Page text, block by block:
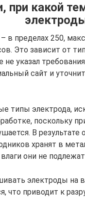
при какой
в пределах 250,
Это зависит от
не указал
сайт и
типы электрода,
поскольку
В
хранят в
они не
электроды на
что приводит к